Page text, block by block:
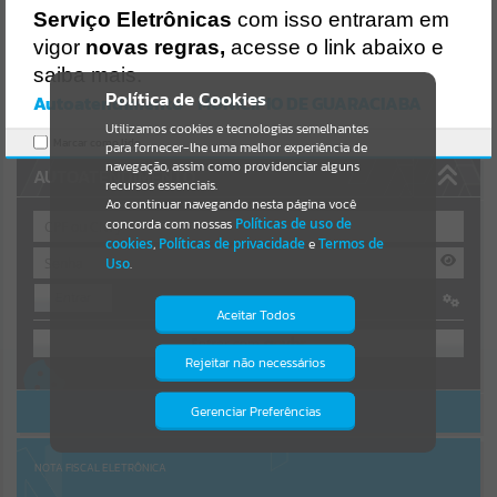
Resultados para""
Portais
Por favor, aguarde...
NOTÍCIAS
Por favor, aguarde...
Por favor, aguarde...
AUTOATENDIMENTO
OU
Cadastre-se|Recuperar Senha
ACESSAR SEM LOGIN
NOTA FISCAL ELETRÔNICA
Política de Cookies
Utilizamos cookies e tecnologias semelhantes
para fornecer-lhe uma melhor experiência de
navegação, assim como providenciar alguns
recursos essenciais.
Ao continuar navegando nesta página você
concorda com nossas Políticas de uso de
cookies, Políticas de privacidadeeTermos de
Uso.
Aceitar Todos
Rejeitar não necessários
Gerenciar Preferências
Isto significa que diversos recursos
providenciados poderão não estar
Serviço Eletrônicas com isso entraram em
vigor novas regras, acesse o link abaixo e
saiba mais.
Autoatendimento - MUNICIPIO DE GUARACIABA
Marcar como lido.